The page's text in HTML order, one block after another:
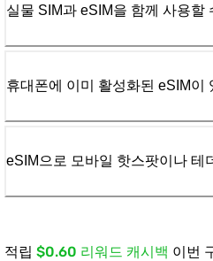
실물 SIM과 eSIM을 함께 사용할
휴대폰에 이미 활성화된 eSIM이
eSIM으로 모바일 핫스팟이나 테
적립 $0.60 리워드 캐시백 이번